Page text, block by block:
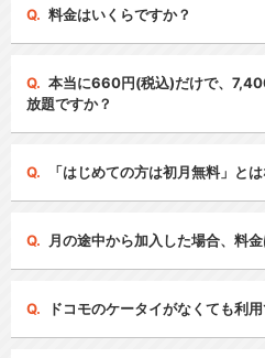
料金はいくらですか？
本当に660円(税込)だけで、
放題ですか？
「はじめての方は初月無料」と
月の途中から加入した場合、料
ドコモのケータイがなくても利